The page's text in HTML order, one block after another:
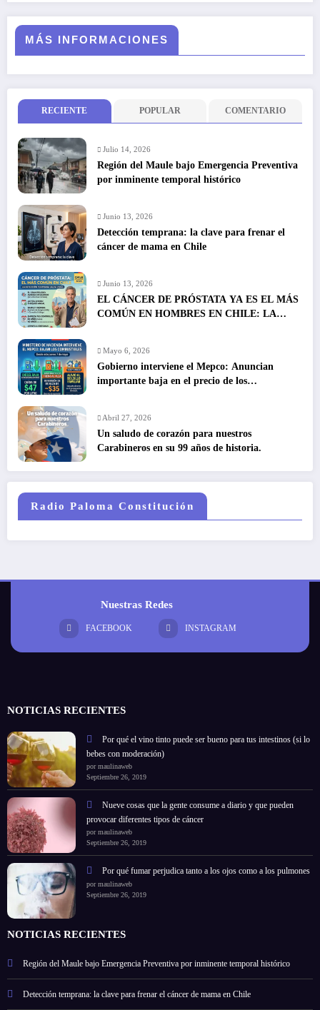
MÁS INFORMACIONES
RECIENTE POPULAR COMENTARIO
Julio 14, 2026
Región del Maule bajo Emergencia Preventiva
por inminente temporal histórico
Junio 13, 2026
Detección temprana: la clave para frenar el
cáncer de mama en Chile
Junio 13, 2026
EL CÁNCER DE PRÓSTATA YA ES EL MÁS
COMÚN EN HOMBRES EN CHILE: LA
Mayo 6, 2026
Gobierno interviene el Mepco: Anuncian
importante baja en el precio de los
Abril 27, 2026
Un saludo de corazón para nuestros
Carabineros en su 99 años de historia.
Radio Paloma Constitución
Nuestras Redes
FACEBOOK INSTAGRAM
NOTICIAS RECIENTES
Por qué el vino tinto puede ser bueno para tus intestinos (si lo
bebes con moderación)
por maulinaweb
Septiembre 26, 2019
Nueve cosas que la gente consume a diario y que pueden
provocar diferentes tipos de cáncer
por maulinaweb
Septiembre 26, 2019
Por qué fumar perjudica tanto a los ojos como a los pulmones
por maulinaweb
Septiembre 26, 2019
NOTICIAS RECIENTES
Región del Maule bajo Emergencia Preventiva por inminente temporal histórico
Detección temprana: la clave para frenar el cáncer de mama en Chile